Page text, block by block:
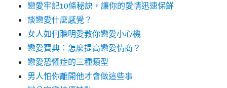
戀愛牢記10條秘訣，讓你的愛情迅速保鮮
談戀愛什麼感覺？
女人如何聰明愛教你戀愛小心機
戀愛寶典：怎麼提高戀愛情商？
戀愛恐懼症的三種類型
男人怕你離開他才會做這些事